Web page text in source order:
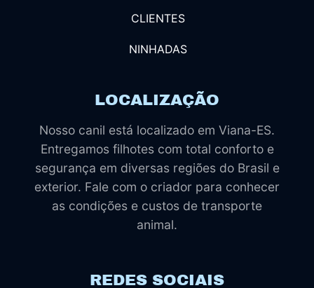
CLIENTES
NINHADAS
LOCALIZAÇÃO
Nosso canil está localizado em Viana-ES.
Entregamos filhotes com total conforto e
segurança em diversas regiões do Brasil e
exterior. Fale com o criador para conhecer
as condições e custos de transporte
animal.
REDES SOCIAIS